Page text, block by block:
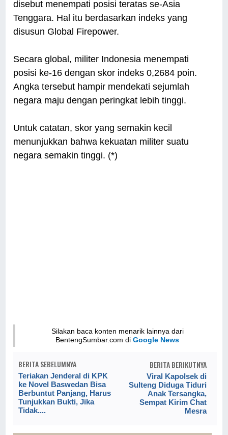
disebut menempati posisi teratas se-Asia
Tenggara. Hal itu berdasarkan indeks yang
disusun Global Firepower.
Secara global, militer Indonesia menempati
posisi ke-16 dengan skor indeks 0,2684 poin.
Angka tersebut hampir mendekati sejumlah
negara maju dengan peringkat lebih tinggi.
Untuk catatan, skor yang semakin kecil
menunjukkan bahwa kekuatan militer suatu
negara semakin tinggi. (*)
Silakan baca konten menarik lainnya dari
BentengSumbar.com diGoogle News
BERITA SEBELUMNYA
Teriakan Jenderal di KPK
ke Novel Baswedan Bisa
Berbuntut Panjang, Harus
Tunjukkan Bukti, Jika
Tidak....
BERITA BERIKUTNYA
Viral Kapolsek di
Sulteng Diduga Tiduri
Anak Tersangka,
Sempat Kirim Chat
Mesra